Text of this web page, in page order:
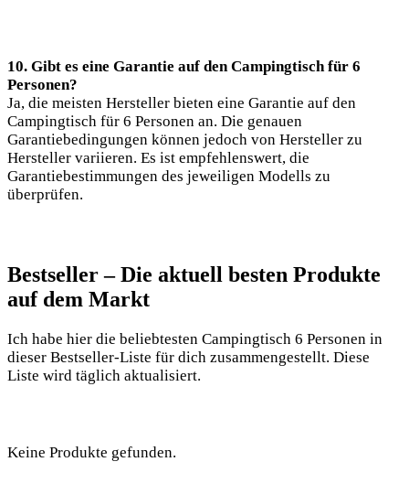
10. Gibt es eine Garantie auf den Campingtisch für 6
Personen?
Ja, die meisten Hersteller bieten eine Garantie auf den
Campingtisch für 6 Personen an. Die genauen
Garantiebedingungen können jedoch von Hersteller zu
Hersteller variieren. Es ist empfehlenswert, die
Garantiebestimmungen des jeweiligen Modells zu
überprüfen.
Bestseller – Die aktuell besten Produkte
auf dem Markt
Ich habe hier die beliebtesten Campingtisch 6 Personen in
dieser Bestseller-Liste für dich zusammengestellt. Diese
Liste wird täglich aktualisiert.
Keine Produkte gefunden.